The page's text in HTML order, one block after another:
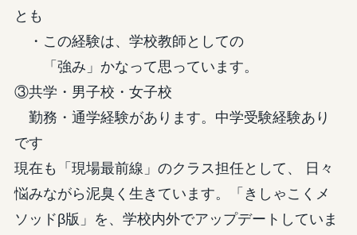
とも
・この経験は、学校教師としての
「強み」かなって思っています。
③共学・男子校・女子校
勤務・通学経験があります。中学受験経験あり
です
現在も「現場最前線」のクラス担任として、 日々
悩みながら泥臭く生きています。「きしゃこくメ
ソッドβ版」を、学校内外でアップデートしていま